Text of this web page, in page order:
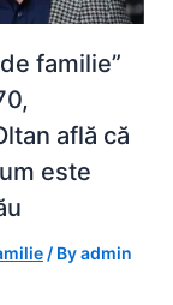
familie”
află că
este
/ Byadmin